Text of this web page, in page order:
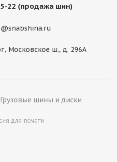
22 (продажа шин)
Московское ш., д. 296А
шины и диски
для печати